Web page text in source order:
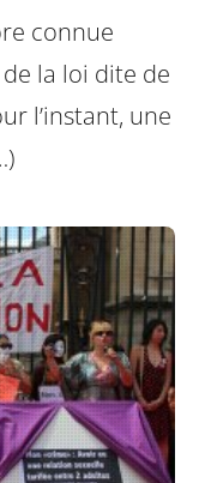
connue
la loi dite de
l’instant, une